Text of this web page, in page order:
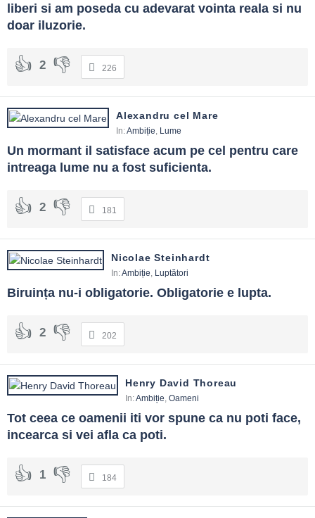
liberi si am poseda cu adevarat vointa reala si nu
doar iluzorie.
2 226
Alexandru cel Mare
In:Ambiție, Lume
Un mormant il satisface acum pe cel pentru care
intreaga lume nu a fost suficienta.
2 181
Nicolae Steinhardt
In:Ambiție, Luptători
Biruința nu-i obligatorie. Obligatorie e lupta.
2 202
Henry David Thoreau
In:Ambiție, Oameni
Tot ceea ce oamenii iti vor spune ca nu poti face,
incearca si vei afla ca poti.
1 184